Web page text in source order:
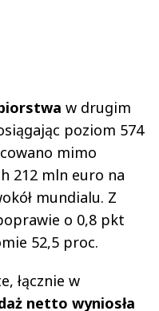
w drugim
poziom 574
mimo
212 mln euro na
mundialu. Z
o 0,8 pkt
52,5 proc.
łącznie w
netto wyniosła